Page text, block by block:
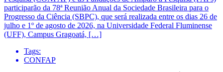
participarão da 78ª Reunião Anual da Sociedade Brasileira para o
Progresso da Ciência (SBPC), que será realizada entre os dias 26 de
julho e 1º de agosto de 2026, na Universidade Federal Fluminense
(UFF), Campus Gragoatá, […]
Tags:
CONFAP